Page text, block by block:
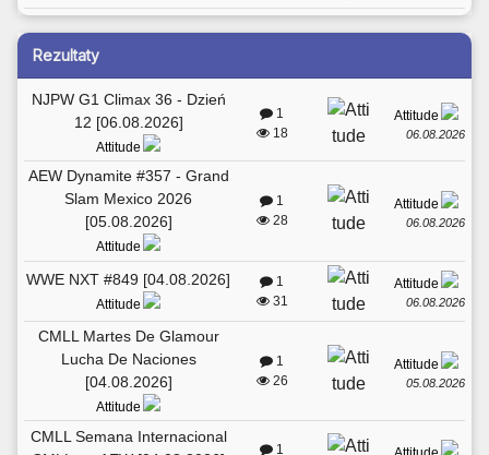
Rezultaty
NJPW G1 Climax 36 - Dzień
12 [06.08.2026]
Attitude
1
18
Attitude
06.08.2026
AEW Dynamite #357 - Grand
Slam Mexico 2026
[05.08.2026]
Attitude
1
28
Attitude
06.08.2026
WWE NXT #849 [04.08.2026]
Attitude
1
31
Attitude
06.08.2026
CMLL Martes De Glamour
Lucha De Naciones
[04.08.2026]
Attitude
1
26
Attitude
05.08.2026
CMLL Semana Internacional
1